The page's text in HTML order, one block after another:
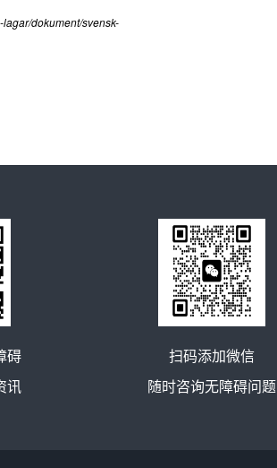
dokument/svensk-
碍
讯
扫码添加微信
随时咨询无障碍问题